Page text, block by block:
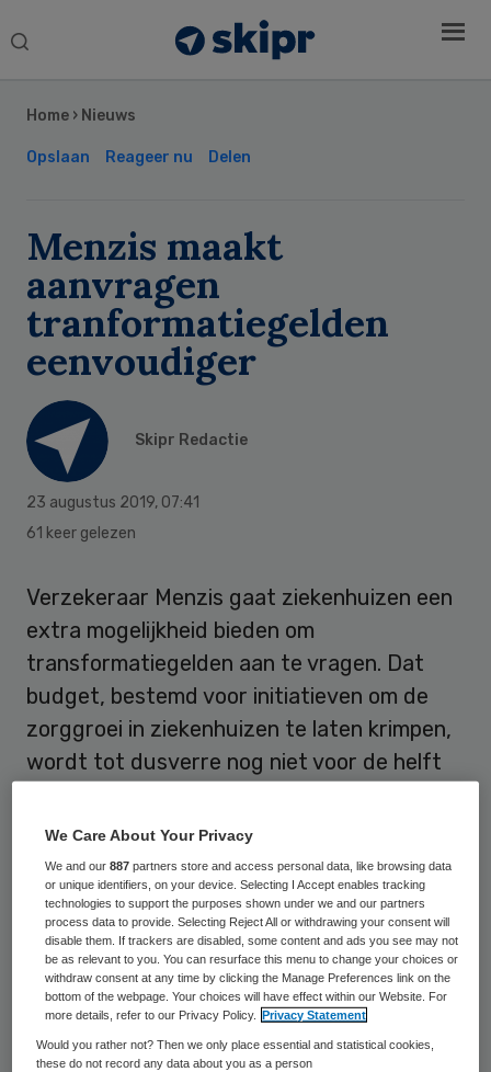
Search
Home › Nieuws
Opslaan Reageer nu Delen
Menzis maakt
aanvragen
tranformatiegelden
eenvoudiger
Skipr Redactie
23 augustus 2019, 07:41
61 keer gelezen
Verzekeraar Menzis gaat ziekenhuizen een
extra mogelijkheid bieden om
transformatiegelden aan te vragen. Dat
budget, bestemd voor initiatieven om de
zorggroei in ziekenhuizen te laten krimpen,
wordt tot dusverre nog niet voor de helft
In het hoofdlijnenakkoord staat dat de
volumegroei in de ziekenhuizen de komende
jaren steeds verder moet worden beperkt
tot uiteindelijk 0 procent groei in 2022. Om
dat voor elkaar te krijgen, zijn er
transformatiegelden beschikbaar, die
ziekenhuizen kunnen aanvragen om
Sidebar
We Care About Your Privacy
We and our887 partners store and access personal data, like browsing data
or unique identifiers, on your device. Selecting I Accept enables tracking
technologies to support the purposes shown under we and our partners
process data to provide. Selecting Reject All or withdrawing your consent will
disable them. If trackers are disabled, some content and ads you see may not
be as relevant to you. You can resurface this menu to change your choices or
withdraw consent at any time by clicking the Manage Preferences link on the
bottom of the webpage. Your choices will have effect within our Website. For
more details, refer to our Privacy Policy.
Privacy Statement
Would you rather not? Then we only place essential and statistical cookies,
these do not record any data about you as a person